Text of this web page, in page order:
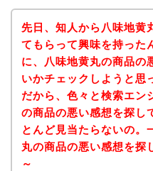
先日、知人から八味地黄
てもらって興味を持った
に、八味地黄丸の商品の
いかチェックしようと思
だから、色々と検索エン
の商品の悪い感想を探し
とんど見当たらないの。
丸の商品の悪い感想を探
～